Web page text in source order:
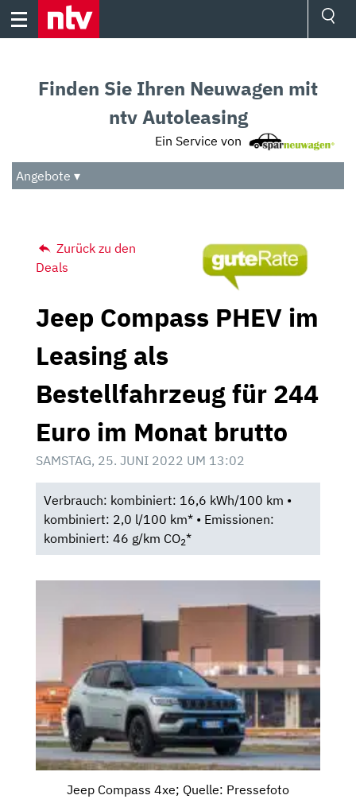
Skip
Audio
Das Beste
Finden Sie Ihren Neuwagen mit
ntv Autoleasing
Ein Service von
Angebote ▾
Zurück zu den
Deals
Jeep Compass PHEV im
Leasing als
Bestellfahrzeug für 244
Euro im Monat brutto
SAMSTAG, 25. JUNI 2022 UM 13:02
Verbrauch: kombiniert: 16,6 kWh/100 km •
kombiniert: 2,0 l/100 km* • Emissionen:
kombiniert: 46 g/km CO2*
Jeep Compass 4xe; Quelle: Pressefoto